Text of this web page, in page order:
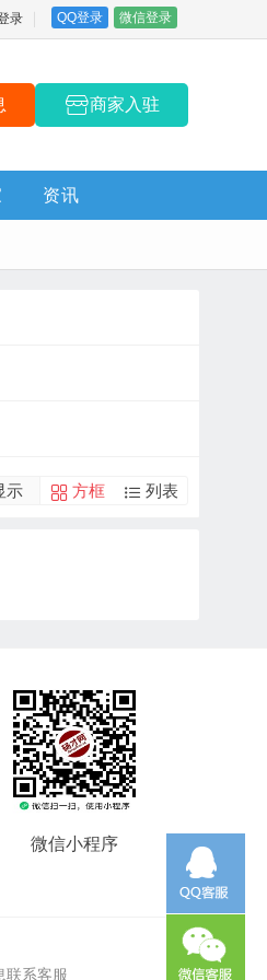
录 QQ登录 微信登录
商家入驻
资讯
示 方框 列表
微信小程序
联系客服